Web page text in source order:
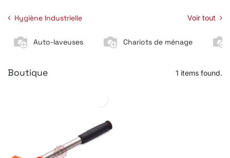
Hygiène Industrielle Voir tout
Auto-laveuses Chariots de ménage
Boutique 1 items found.